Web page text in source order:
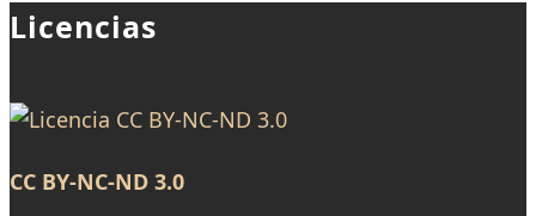
Licencias
CC BY-NC-ND 3.0